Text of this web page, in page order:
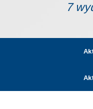
7